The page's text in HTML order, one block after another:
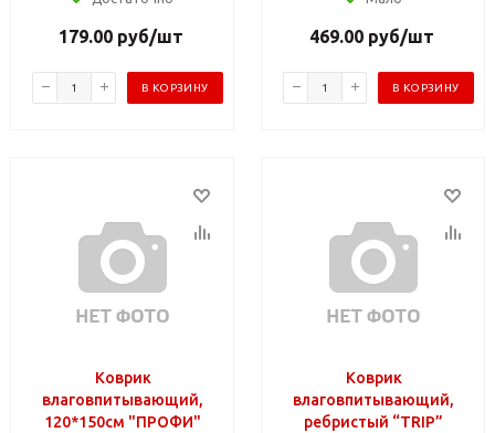
179.00руб/шт
В КОРЗИНУ
469.00руб/шт
В КОРЗИНУ
Коврик
влаговпитывающий,
120*150см "ПРОФИ"
Коврик
влаговпитывающий,
ребристый “TRIP”